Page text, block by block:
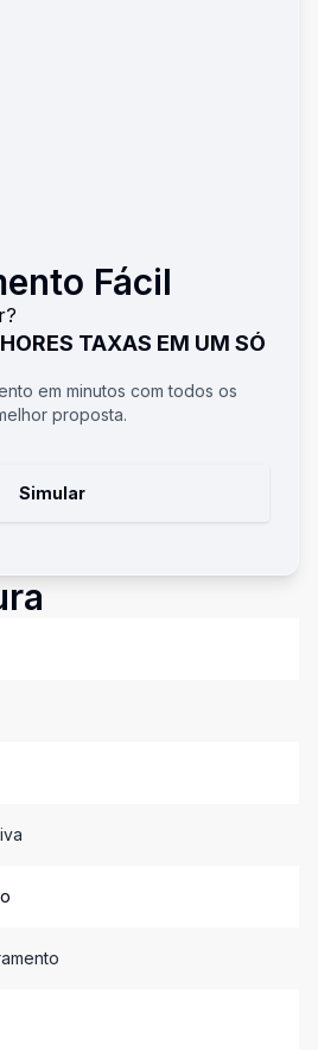
Fácil
TAXAS EM UM SÓ
em minutos com todos os
proposta.
Simular